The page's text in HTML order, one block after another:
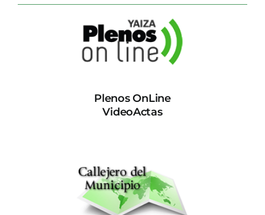
Plenos OnLine
VideoActas